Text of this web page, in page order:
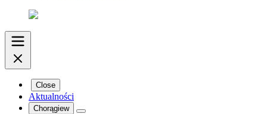
Close
Aktualności
Chorągiew